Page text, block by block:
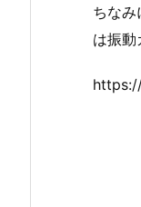
ちなみ
は振動